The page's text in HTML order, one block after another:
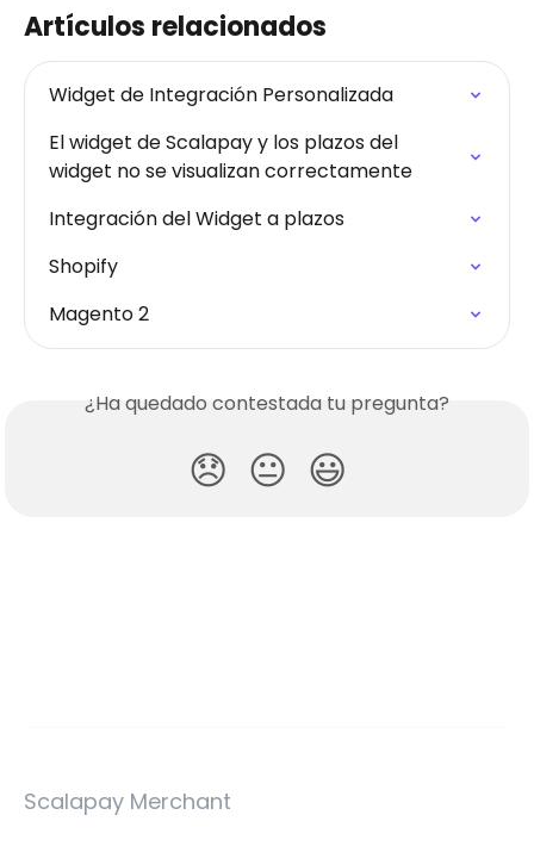
Artículos relacionados
Widget de Integración Personalizada
El widget de Scalapay y los plazos del
widget no se visualizan correctamente
Integración del Widget a plazos
Shopify
Magento 2
¿Ha quedado contestada tu pregunta?
😞 😐 😃
Scalapay Merchant